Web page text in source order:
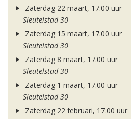
Zaterdag 22 maart, 17.00 uur
Sleutelstad 30
Zaterdag 15 maart, 17.00 uur
Sleutelstad 30
Zaterdag 8 maart, 17.00 uur
Sleutelstad 30
Zaterdag 1 maart, 17.00 uur
Sleutelstad 30
Zaterdag 22 februari, 17.00 uur